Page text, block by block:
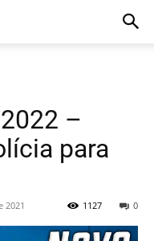
–
para
2021 0
1127